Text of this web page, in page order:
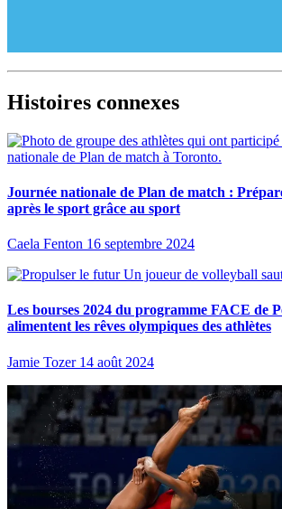
Histoires connexes
Journée nationale de Plan de match :
après le sport grâce au sport
Caela Fenton 16 septembre 2024
Les bourses 2024 du programme FACE de
alimentent les rêves olympiques des athlètes
Jamie Tozer 14 août 2024